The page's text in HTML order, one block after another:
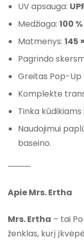
UV apsauga:
Medžiaga: 100
Matmenys: 145
Pagrindo
Greitas Pop-
Komplekte
Tinka
Naudojimui
baseino.
⸻
Apie Mrs. Ertha
Mrs. Ertha – tai
ženklas, kurį